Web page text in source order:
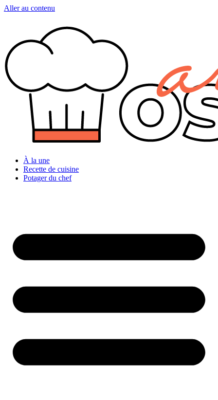
Aller au contenu
À la une
Recette de cuisine
Potager du chef